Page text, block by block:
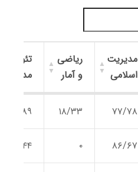
مدیریت
اسلامی
ریاضی
و آمار
تئوری
مدیریت
اسلامی
و آمار
مدیریت
۷۷/۷۸ ۱۸/۳۳ ۵۸/۸۹
۸۶/۶۷ ۰ ۵۴/۴۴